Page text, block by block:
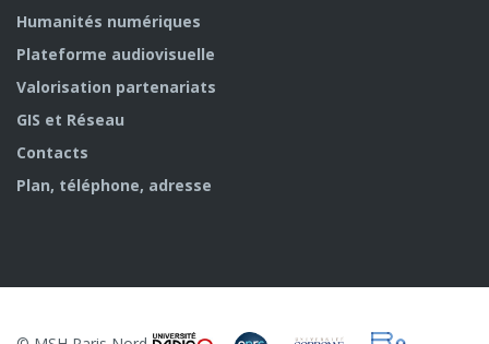
Humanités numériques
Plateforme audiovisuelle
Valorisation partenariats
GIS et Réseau
Contacts
Plan, téléphone, adresse